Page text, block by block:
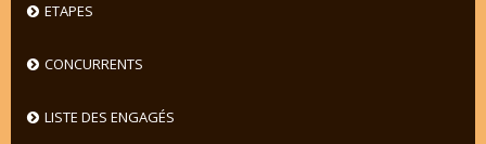
ETAPES
CONCURRENTS
LISTE DES ENGAGÉS